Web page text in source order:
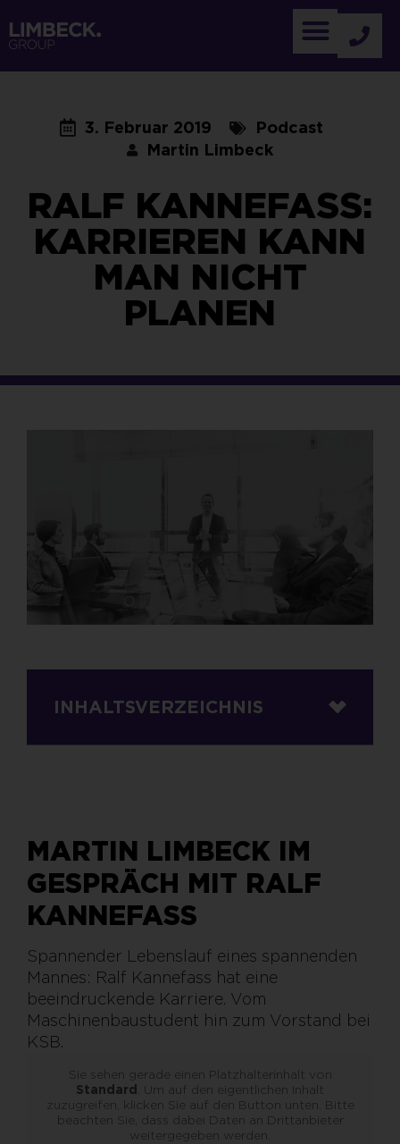
3. Februar 2019
Podcast
Martin Limbeck
RALF KANNEFASS:
KARRIEREN KANN
MAN NICHT
PLANEN
INHALTSVERZEICHNIS
MARTIN LIMBECK IM
GESPRÄCH MIT RALF
KANNEFASS
Spannender Lebenslauf eines spannenden
Mannes: Ralf Kannefass hat eine
beeindruckende Karriere. Vom
Maschinenbaustudent hin zum Vorstand bei
KSB.
Sie sehen gerade einen Platzhalterinhalt von
Standard . Um auf den eigentlichen Inhalt
zuzugreifen, klicken Sie auf den Button unten. Bitte
beachten Sie, dass dabei Daten an Drittanbieter
weitergegeben werden.